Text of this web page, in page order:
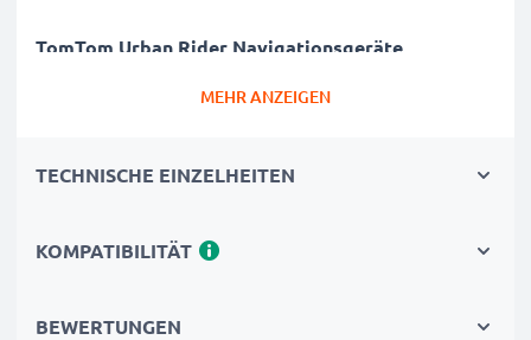
TomTom Urban Rider Navigationsgeräte
Spannung: 3.6V - 3.7V
Abmessungen: 68.50 x 18.50 x 18.50mm
Ersetzt / Alternative für
MEHR ANZEIGEN
TECHNISCHE EINZELHEITEN
KOMPATIBILITÄT
BEWERTUNGEN